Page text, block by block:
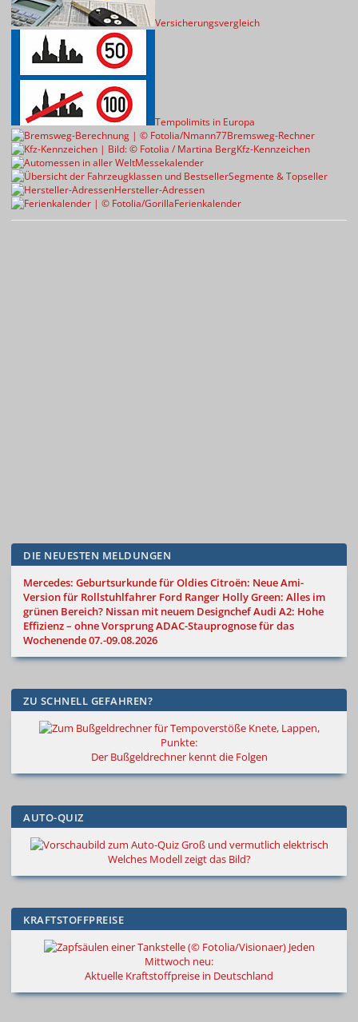
Versicherungsvergleich
Tempolimits in Europa
Bremsweg-Rechner
Kfz-Kennzeichen
Messekalender
Segmente & Topseller
Hersteller-Adressen
Ferienkalender
DIE NEUESTEN MELDUNGEN
Mercedes: Geburtsurkunde für OldiesCitroën: Neue Ami-
Version für Rollstuhlfahrer Ford Ranger Holly Green: Alles im
grünen Bereich? Nissan mit neuem DesignchefAudi A2: Hohe
Effizienz – ohne VorsprungADAC-Stauprognose für das
Wochenende 07.-09.08.2026
ZU SCHNELL GEFAHREN?
Knete, Lappen,
Punkte:
Der Bußgeldrechner kennt die Folgen
AUTO-QUIZ
Groß und vermutlich elektrisch
Welches Modell zeigt das Bild?
KRAFTSTOFFPREISE
Jeden
Mittwoch neu:
Aktuelle Kraftstoffpreise in Deutschland